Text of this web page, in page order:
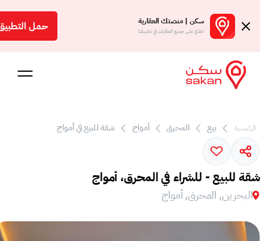
سكن | منصتك العقارية
اطلع على جميع العقارات في تطبيقنا حمل التطبيق
الرئيسية بيع المحرق أمواج شقة للبيع في أمواج
شقة للبيع - للشراء في المحرق، أمواج
البحرين, المحرق, أمواج